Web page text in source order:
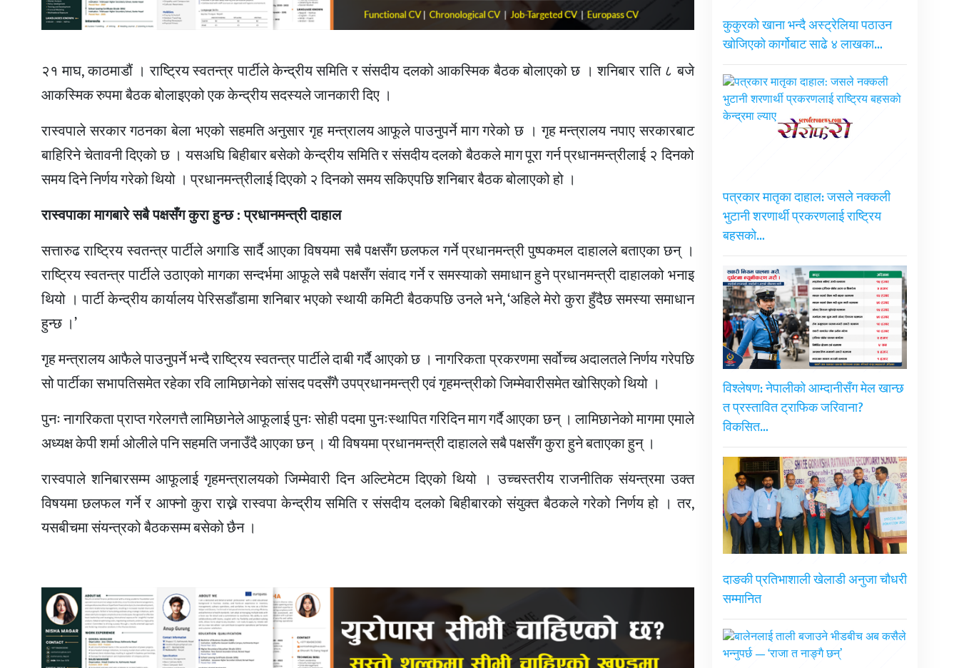
२१ माघ, काठमाडौं । राष्ट्रिय स्वतन्त्र पार्टीले केन्द्रीय समिति र संसदीय दलको आकस्मिक बैठक बोलाएको छ । शनिबार राति ८ बजे
आकस्मिक रुपमा बैठक बोलाइएको एक केन्द्रीय सदस्यले जानकारी दिए ।
रास्वपाले सरकार गठनका बेला भएको सहमति अनुसार गृह मन्त्रालय आफूले पाउनुपर्ने माग गरेको छ । गृह मन्त्रालय नपाए सरकारबाट
बाहिरिने चेतावनी दिएको छ । यसअघि बिहीबार बसेको केन्द्रीय समिति र संसदीय दलको बैठकले माग पूरा गर्न प्रधानमन्त्रीलाई २ दिनको
समय दिने निर्णय गरेको थियो । प्रधानमन्त्रीलाई दिएको २ दिनको समय सकिएपछि शनिबार बैठक बोलाएको हो ।
रास्वपाका मागबारे सबै पक्षसँग कुरा हुन्छ : प्रधानमन्त्री दाहाल
सत्तारुढ राष्ट्रिय स्वतन्त्र पार्टीले अगाडि सार्दै आएका विषयमा सबै पक्षसँग छलफल गर्ने प्रधानमन्त्री पुष्पकमल दाहालले बताएका छन् ।
राष्ट्रिय स्वतन्त्र पार्टीले उठाएको मागका सन्दर्भमा आफूले सबै पक्षसँग संवाद गर्ने र समस्याको समाधान हुने प्रधानमन्त्री दाहालको भनाइ
थियो । पार्टी केन्द्रीय कार्यालय पेरिसडाँडामा शनिबार भएको स्थायी कमिटी बैठकपछि उनले भने, ‘अहिले मेरो कुरा हुँदैछ समस्या समाधान
हुन्छ ।’
गृह मन्त्रालय आफैले पाउनुपर्ने भन्दै राष्ट्रिय स्वतन्त्र पार्टीले दाबी गर्दै आएको छ । नागरिकता प्रकरणमा सर्वोच्च अदालतले निर्णय गरेपछि
सो पार्टीका सभापतिसमेत रहेका रवि लामिछानेको सांसद पदसँगै उपप्रधानमन्त्री एवं गृहमन्त्रीको जिम्मेवारीसमेत खोसिएको थियो ।
पुनः नागरिकता प्राप्त गरेलगत्तै लामिछानेले आफूलाई पुनः सोही पदमा पुनःस्थापित गरिदिन माग गर्दै आएका छन् । लामिछानेको मागमा एमाले
अध्यक्ष केपी शर्मा ओलीले पनि सहमति जनाउँदै आएका छन् । यी विषयमा प्रधानमन्त्री दाहालले सबै पक्षसँग कुरा हुने बताएका हुन् ।
रास्वपाले शनिबारसम्म आफूलाई गृहमन्त्रालयको जिम्मेवारी दिन अल्टिमेटम दिएको थियो । उच्चस्तरीय राजनीतिक संयन्त्रमा उक्त
विषयमा छलफल गर्ने र आफ्नो कुरा राख्ने रास्वपा केन्द्रीय समिति र संसदीय दलको बिहीबारको संयुक्त बैठकले गरेको निर्णय हो । तर,
यसबीचमा संयन्त्रको बैठकसम्म बसेको छैन ।
कुकुरको खाना भन्दै अस्ट्रेलिया पठाउन
खोजिएको कार्गोबाट साढे ४ लाखका…
पत्रकार मातृका दाहाल: जसले नक्कली
भुटानी शरणार्थी प्रकरणलाई राष्ट्रिय
बहसको…
विश्लेषण: नेपालीको आम्दानीसँग मेल खान्छ
त प्रस्तावित ट्राफिक जरिवाना?
विकसित…
दाङकी प्रतिभाशाली खेलाडी अनुजा चौधरी
सम्मानित